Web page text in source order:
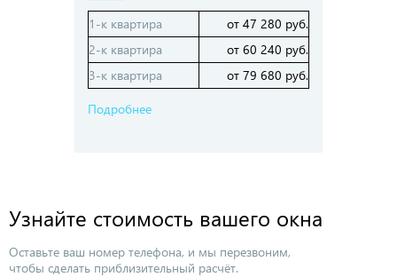
1-к квартира
от 47 280 руб.
2-к квартира
от 60 240 руб.
3-к квартира
от 79 680 руб.
Подробнее
Узнайте стоимость вашего окна
Оставьте ваш номер телефона, и мы перезвоним,
чтобы сделать приблизительный расчёт.